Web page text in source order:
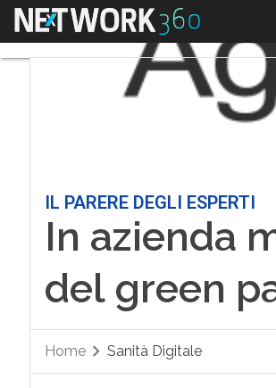
Menu
IL PARERE DEGLI ESPERTI
In azienda
del green
Home Sanità Digitale